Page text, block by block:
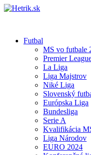
Futbal
MS vo futbale
Premier
La Liga
Liga Majstrov
Niké Liga
Slovenský
Európska Liga
Bundesliga
Serie A
Kvalifikácia
Liga Národov
EURO 2024